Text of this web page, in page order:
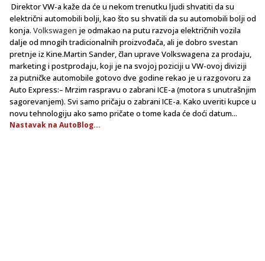
Direktor VW-a kaže da će u nekom trenutku ljudi shvatiti da su
električni automobili bolji, kao što su shvatili da su automobili bolji od
konja. Volkswagen je odmakao na putu razvoja električnih vozila
dalje od mnogih tradicionalnih proizvođača, ali je dobro svestan
pretnje iz Kine.Martin Sander, član uprave Volkswagena za prodaju,
marketing i postprodaju, koji je na svojoj poziciji u VW-ovoj diviziji
za putničke automobile gotovo dve godine rekao je u razgovoru za
Auto Express:– Mrzim raspravu o zabrani ICE-a (motora s unutrašnjim
sagorevanjem). Svi samo pričaju o zabrani ICE-a. Kako uveriti kupce u
novu tehnologiju ako samo pričate o tome kada će doći datum...
Nastavak na AutoBlog...